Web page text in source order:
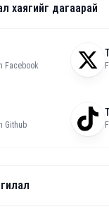
хаягийг дагаарай
Facebook
Github